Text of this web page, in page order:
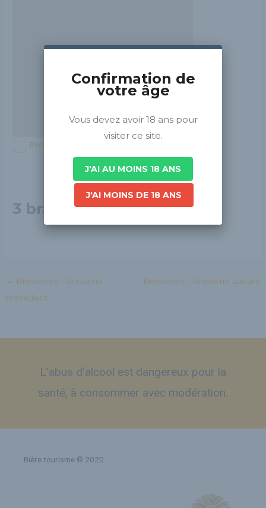
Provence-Alpes-Côte d'Azur
3 brasseurs - Nice
← Brasseries - Brasserie
précédent
Brasseries - Brasserie suivant
→
L’abus d’alcool est dangereux pour la
santé, à consommer avec modération.
Bière tourisme © 2020
Confirmation de
votre âge
Vous devez avoir 18 ans pour
visiter ce site.
J'AI AU MOINS 18 ANS
J'AI MOINS DE 18 ANS